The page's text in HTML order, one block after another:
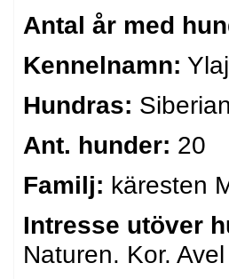
Antal år med
Kennelnamn:
Hundras:
Ant. hunder: 20
Familj: käresten
Intresse utöver
Naturen. Kor.